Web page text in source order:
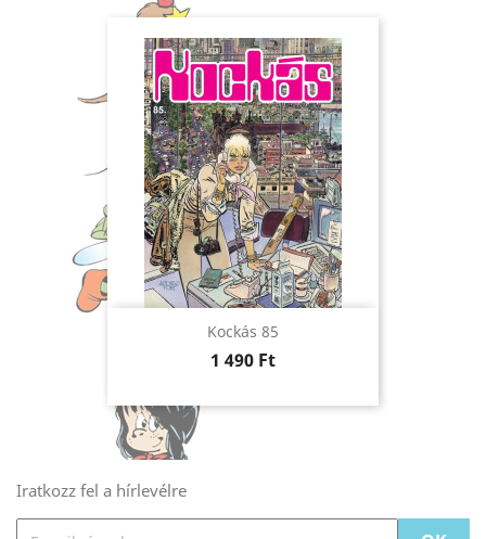
Kockás 85
Ár
1 490 Ft
Iratkozz fel a hírlevélre